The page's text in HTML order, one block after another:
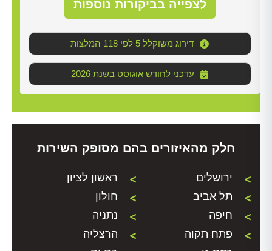
לצפייה בביקורות נוספות
דירוג משוקלל 5 לפי 118 המלצות
2026 עדכני לחודש אוגוסט בשנת
חלק מהאיזורים בהם מסופק השירות
ירושלים
ראשון לציון
תל אביב
חולון
חיפה
נתניה
פתח תקוה
הרצליה